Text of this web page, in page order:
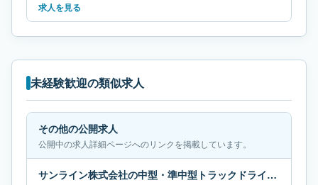
求人を見る
未経験歓迎の類似求人
その他の公開求人
公開中の求人詳細ページへのリンクを掲載しています。
サンライン株式会社の中型・準中型トラックドライバー求人｜東京都足立区｜月給55万-65万円